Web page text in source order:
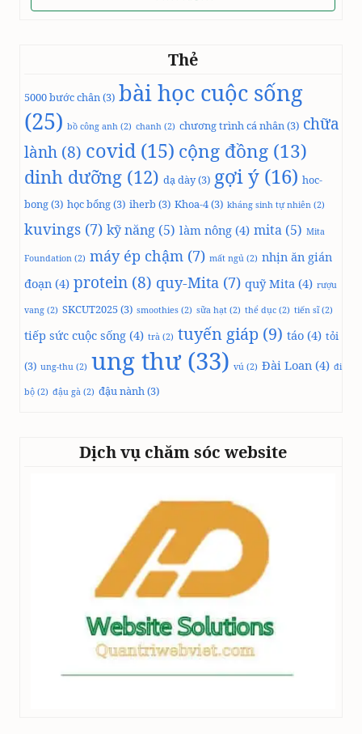
Thẻ
5000 bước chân(3) bài học cuộc sống
(25) bồ công anh (2) chanh (2) chương trình cá nhân(3) chữa
lành (8) covid (15) cộng đồng (13)
dinh dưỡng (12) dạ dày(3) gợi ý (16) hoc-
bong(3) học bổng(3) iherb(3) Khoa-4(3) kháng sinh tự nhiên (2)
kuvings (7) kỹ năng (5) làm nông (4) mita (5) Mita
Foundation (2) máy ép chậm (7) mất ngủ (2) nhịn ăn gián
đoạn (4) protein (8) quy-Mita (7) quỹ Mita (4) rượu
vang (2) SKCUT2025(3) smoothies (2) sữa hạt (2) thể dục (2) tiến sĩ(2)
tiếp sức cuộc sống (4) trà (2) tuyến giáp (9) táo (4) tỏi
(3) ung-thu (2) ung thư(33) vú (2) Đài Loan (4) đi
bộ (2) đậu gà (2) đậu nành(3)
Dịch vụ chăm sóc website